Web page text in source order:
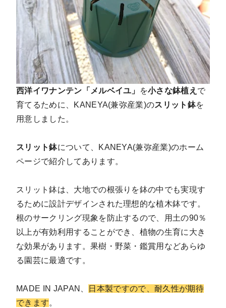
西洋イワナンテン「メルベイユ」 を小さな鉢植え で
育てるために、KANEYA(兼弥産業)のスリット鉢を
用意しました。
スリット鉢について、KANEYA(兼弥産業)のホーム
ページで紹介してあります。
スリット鉢は、大地での根張りを鉢の中でも実現す
るために設計デザインされた理想的な植木鉢です。
根のサークリング現象を防止するので、用土の90％
以上が有効利用することができ、植物の生育に大き
な効果があります。果樹・野菜・鑑賞用などあらゆ
る園芸に最適です。
MADE IN JAPAN、
日本製ですので、耐久性が期待
できます。